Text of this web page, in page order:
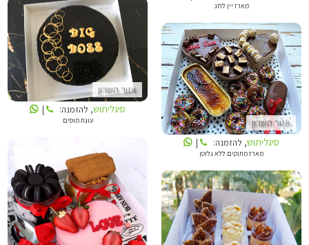
מארז יין לחג
אזור השרון
סיגליתוש
סיגליתוש, להזמנה: |
עוגת מוסים אזור השרון
סיגליתוש
סיגליתוש, להזמנה: |
מארז מתוקים ללא גלוטן
עדי כהן